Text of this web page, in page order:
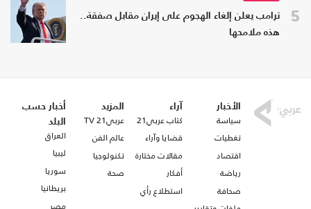
5
ترامب يعلن إلغاء الهجوم على إيران مقابل صفقة..
هذه ملامحها
الأخبار
سياسة
تغطيات
اقتصاد
رياضة
صحافة
آراء
كتاب عربي21
قضايا وآراء
مقالات مختارة
أفكار
استطلاع رأي
المزيد
عربي21 TV
عالم الفن
تكنولوجيا
صحة
أخبار حسب
البلد
العراق
ليبيا
سوريا
بريطانيا
مصر